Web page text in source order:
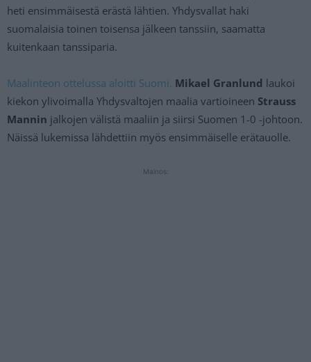
heti ensimmäisestä erästä lähtien. Yhdysvallat haki
suomalaisia toinen toisensa jälkeen tanssiin, saamatta
kuitenkaan tanssiparia.
Maalinteon ottelussa aloitti Suomi. Mikael Granlund laukoi
kiekon ylivoimalla Yhdysvaltojen maalia vartioineen Strauss
Mannin jalkojen välistä maaliin ja siirsi Suomen 1-0 -johtoon.
Näissä lukemissa lähdettiin myös ensimmäiselle erätauolle.
Mainos: